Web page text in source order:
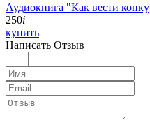
Аудиокнига "Как вести
250i
купить
Написать Отзыв